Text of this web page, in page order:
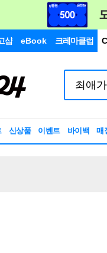
샵 eBook 크레마클럽
신상품 이벤트 바이백 매